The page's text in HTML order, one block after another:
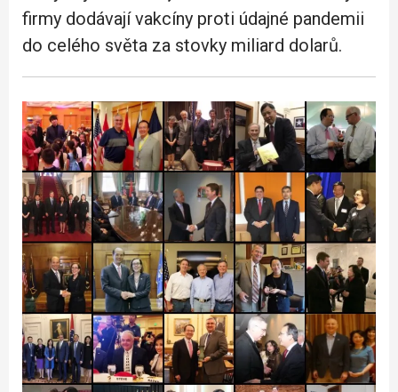
firmy dodávají vakcíny proti údajné pandemii
do celého světa za stovky miliard dolarů.